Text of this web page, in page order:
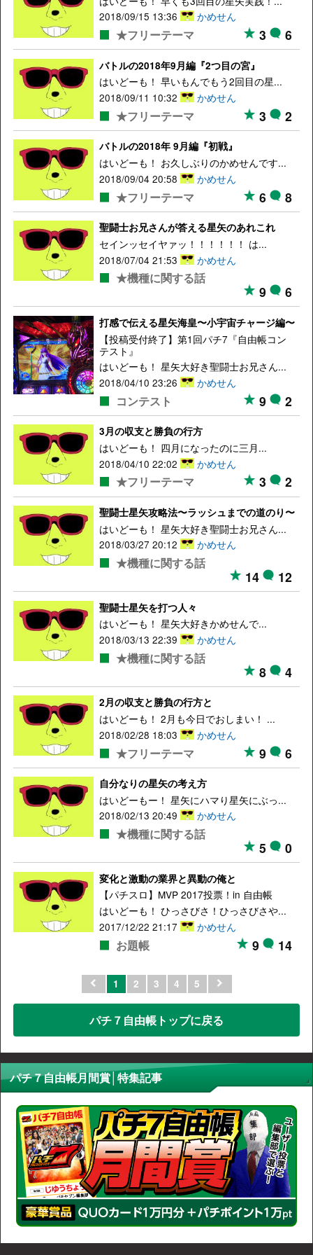
2018/09/15 13:36
かめせん
★フリーテーマ 3 6
バトルの2018年9月編『2つ目の宮』
はいどーも！ 早いもんでもう2回目の星...
2018/09/11 10:32
かめせん
★フリーテーマ 3 2
バトルの2018年 9月編『初戦』
はいどーも！ お久しぶりのかめせんです...
2018/09/04 20:58
かめせん
★フリーテーマ 6 8
聖闘士お兄さんが答える星矢のあれこれ
セインッセイヤァッ！！！！！！ は...
2018/07/04 21:53
かめせん
★機種に関する話
9 6
打感で伝える星矢海皇〜小宇宙チャージ編〜
【投稿受付終了】第1回パチ7『自由帳コン
テスト』
はいどーも！ 星矢大好き聖闘士お兄さん...
2018/04/10 23:26
かめせん
コンテスト 9 2
3月の収支と勝負の行方
はいどーも！ 四月になったのに三月...
2018/04/10 22:02
かめせん
★フリーテーマ 3 2
聖闘士星矢攻略法〜ラッシュまでの道のり〜
はいどーも！ 星矢大好き聖闘士お兄さん...
2018/03/27 20:12
かめせん
★機種に関する話
14 12
聖闘士星矢を打つ人々
はいどーも！ 星矢大好きかめせんで...
2018/03/13 22:39
かめせん
★機種に関する話
8 4
2月の収支と勝負の行方と
はいどーも！ 2月も今日でおしまい！ ...
2018/02/28 18:03
かめせん
★フリーテーマ 9 6
自分なりの星矢の考え方
はいどーもー！ 星矢にハマり星矢にぶっ...
2018/02/13 20:49
かめせん
★機種に関する話
5 0
変化と激動の業界と異動の俺と
【パチスロ】MVP 2017投票！in 自由帳
はいどーも！ ひっさびさ！ひっさびさや...
2017/12/22 21:17
かめせん
お題帳 9 14
1 2 3 4 5
パチ７自由帳トップに戻る
パチ７自由帳月間賞│特集記事